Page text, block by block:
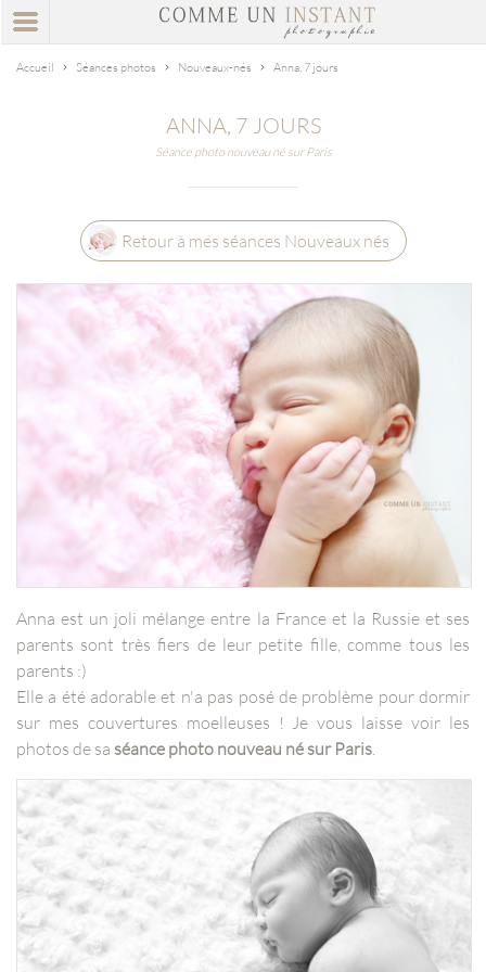
Accueil Séances photos Nouveaux-nés Anna, 7 jours
ANNA, 7 JOURS
Séance photo nouveau né sur Paris
Retour à mes séances Nouveaux nés
Anna est un joli mélange entre la France et la Russie et ses
parents sont très fiers de leur petite fille, comme tous les
parents :)
Elle a été adorable et n'a pas posé de problème pour dormir
sur mes couvertures moelleuses ! Je vous laisse voir les
photos de sa séance photo nouveau né sur Paris